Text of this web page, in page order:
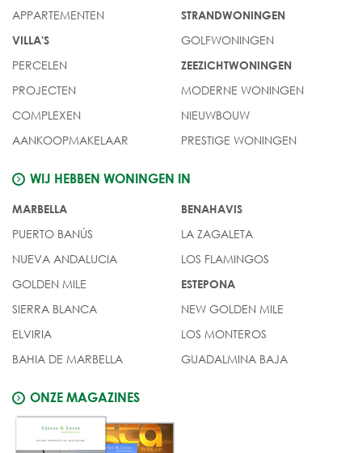
APPARTEMENTEN
VILLA'S
PERCELEN
PROJECTEN
COMPLEXEN
AANKOOPMAKELAAR
STRANDWONINGEN
GOLFWONINGEN
ZEEZICHTWONINGEN
MODERNE WONINGEN
NIEUWBOUW
PRESTIGE WONINGEN
WIJ HEBBEN WONINGEN IN
MARBELLA
PUERTO BANÚS
NUEVA ANDALUCIA
GOLDEN MILE
SIERRA BLANCA
ELVIRIA
BAHIA DE MARBELLA
BENAHAVIS
LA ZAGALETA
LOS FLAMINGOS
ESTEPONA
NEW GOLDEN MILE
LOS MONTEROS
GUADALMINA BAJA
ONZE MAGAZINES